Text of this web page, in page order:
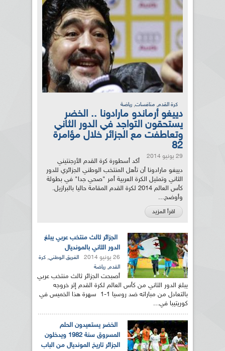
كرة القدم, منافسات, رياضة
دييغو أرماندو مارادونا .. الخضر
يستحقون التواجد في الدور الثاني
وتعاطفت مع الجزائر خلال مؤامرة
82
29 يونيو 2014
أكد أسطورة كرة القدم الأرجنتيني
دييغو مارادونا أن تأهل المنتخب الوطني الجزائري للدور
الثاني وتمثيل الكرة العربية أمر "صحي جدا" في بطولة
كأس العالم 2014 لكرة القدم المقامة حاليا بالبرازيل.
وأوضح...
اقرأ المزيد
الجزائر ثالث منتخب عربي يبلغ
الدور الثاني بالمونديال
26 يونيو 2014 الفريق الوطني, كرة
القدم, رياضة
أصبحت الجزائر ثالث منتخب عربي
يبلغ الدور الثاني من كأس العالم لكرة القدم إثر خروجه
بالتعادل من مباراته ضد روسيا 1-1 سهرة هذا الخميس في
كوريتيبا في...
الخضر يستعيدون الحلم
المسروق سنة 1982 ويدخلون
الجزائر تاريخ المونديال من الباب